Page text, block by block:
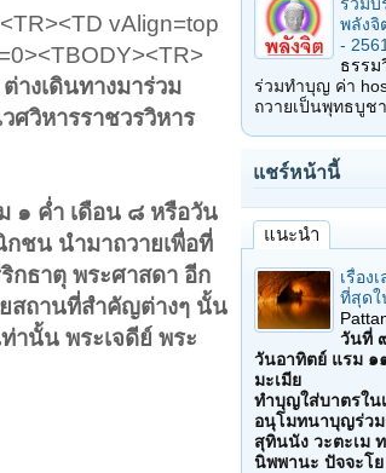
vAlign=top
างเดินทางมาร่วม
ศวิหารราชวรวิหาร
๑ ค่ำ เดือน ๘ หรือวัน
ชน นำมาถวายเพื่อที่
กธาตุ พระศาสดา อีก
สถานที่สำคัญต่างๆ นั้น
านั้น พระเจดีย์ พระ
พลังจิ
-
ธรร
ร่วมทำบุญ ค่า
ถวายเป็นพุทธบูช
แชร์หน้านี้
แนะนำ
เรื่อง
ที่สุด
วันที่
วันอาทิตย์ แรม ๑
มะเมีย
ทำบุญใส่บาตรใน
อนุโมทนาบุญร่ว
สุทินนัง วะตะเม
นิพพานะ ปัจจะโ